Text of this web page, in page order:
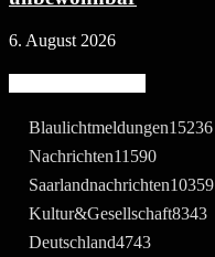
6. August 2026
Blaulichtmeldungen15236
Nachrichten11590
Saarlandnachrichten10359
Kultur&Gesellschaft8343
Deutschland4743